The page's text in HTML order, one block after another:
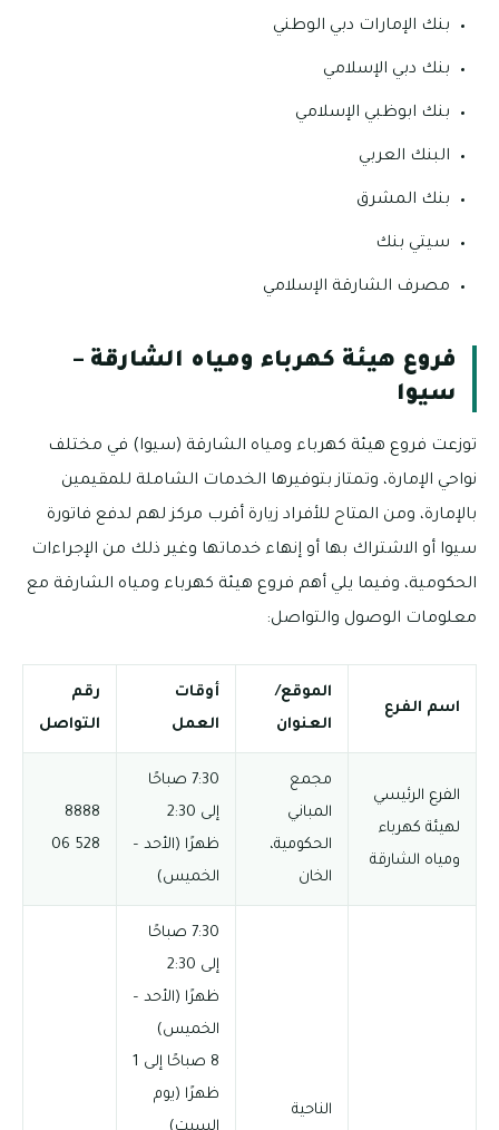
بنك الإمارات دبي الوطني
بنك دبي الإسلامي
بنك ابوظبي الإسلامي
البنك العربي
بنك المشرق
سيتي بنك
مصرف الشارقة الإسلامي
فروع هيئة كهرباء ومياه الشارقة –
سيوا
توزعت فروع هيئة كهرباء ومياه الشارقة (سيوا) في مختلف
نواحي الإمارة، وتمتاز بتوفيرها الخدمات الشاملة للمقيمين
بالإمارة، ومن المتاح للأفراد زيارة أقرب مركز لهم لدفع فاتورة
سيوا أو الاشتراك بها أو إنهاء خدماتها وغير ذلك من الإجراءات
الحكومية، وفيما يلي أهم فروع هيئة كهرباء ومياه الشارقة مع
معلومات الوصول والتواصل:
اسم الفرع
الموقع/
العنوان
أوقات
العمل
رقم
التواصل
الفرع الرئيسي
لهيئة كهرباء
ومياه الشارقة
مجمع
المباني
الحكومية،
الخان
7:30 صباحًا
إلى 2:30
ظهرًا (الأحد –
الخميس)
8888
528 06
الناحية
7:30 صباحًا
إلى 2:30
ظهرًا (الأحد –
الخميس)
8 صباحًا إلى 1
ظهرًا (يوم